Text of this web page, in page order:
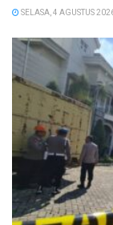
SELASA, 4 AGUSTUS